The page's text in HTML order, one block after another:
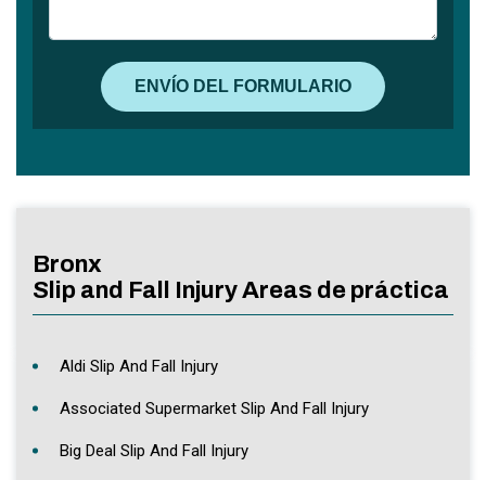
Bronx
Slip and Fall Injury Areas de práctica
Aldi Slip And Fall Injury
Associated Supermarket Slip And Fall Injury
Big Deal Slip And Fall Injury